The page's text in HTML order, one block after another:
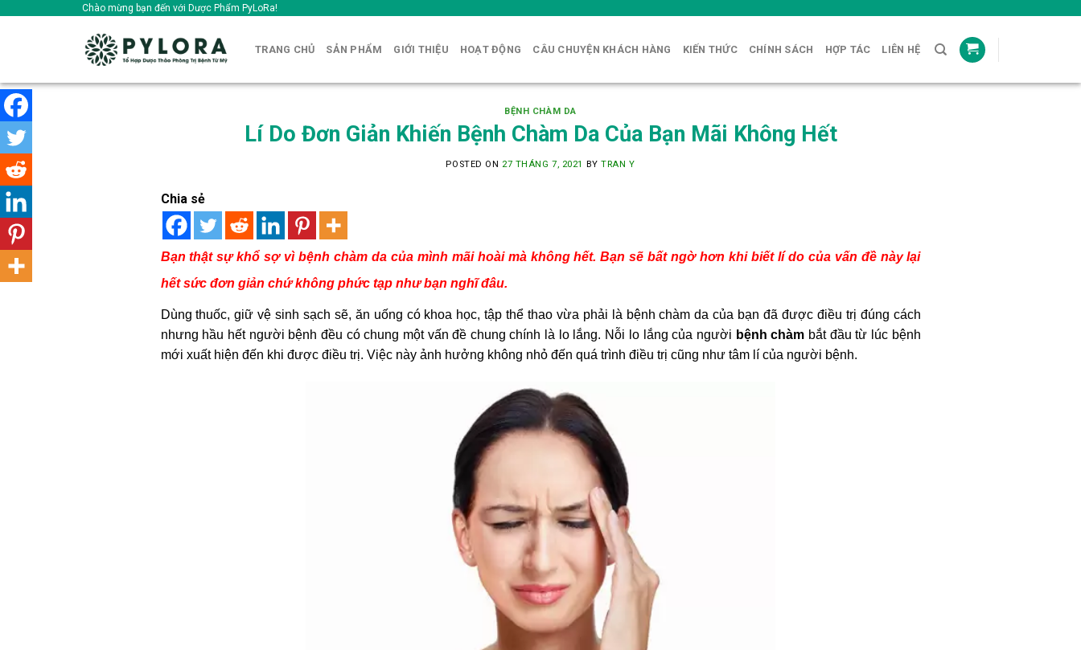
Chào mừng bạn đến với Dược Phẩm PyLoRa!
TRANG CHỦ SẢN PHẨM GIỚI THIỆU HOẠT ĐỘNG CÂU CHUYỆN KHÁCH HÀNG KIẾN THỨC CHÍNH SÁCH HỢP TÁC LIÊN HỆ
BỆNH CHÀM DA
Lí Do Đơn Giản Khiến Bệnh Chàm Da Của Bạn Mãi Không Hết
POSTED ON 27 THÁNG 7, 2021 BYTRAN Y
Chia sẻ
Bạn thật sự khổ sợ vì bệnh chàm da của mình mãi hoài mà không hết. Bạn sẽ bất ngờ hơn khi biết lí do của vấn đề này lại
hết sức đơn giản chứ không phức tạp như bạn nghĩ đâu.
Dùng thuốc, giữ vệ sinh sạch sẽ, ăn uống có khoa học, tập thể thao vừa phải là bệnh chàm da của bạn đã được điều trị đúng cách
nhưng hầu hết người bệnh đều có chung một vấn đề chung chính là lo lắng. Nỗi lo lắng của người bệnh chàm bắt đầu từ lúc bệnh
mới xuất hiện đến khi được điều trị. Việc này ảnh hưởng không nhỏ đến quá trình điều trị cũng như tâm lí của người bệnh.